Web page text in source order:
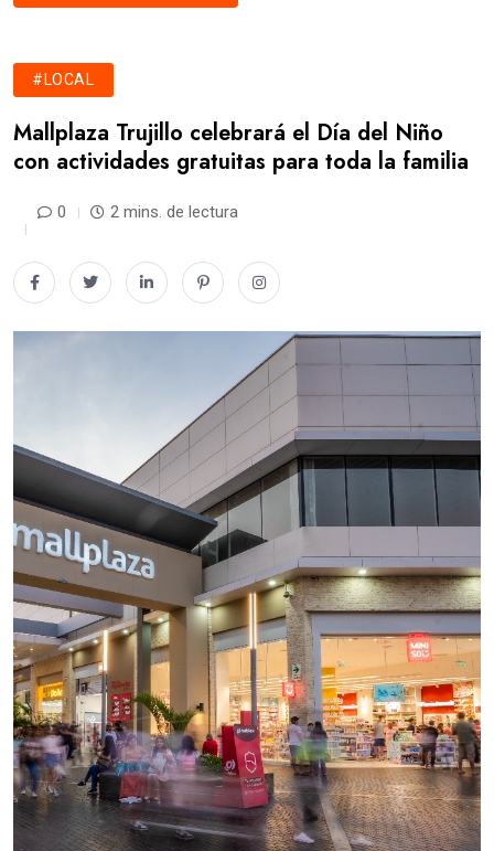
#LOCAL
Mallplaza Trujillo celebrará el Día del Niño
con actividades gratuitas para toda la familia
0 2 mins. de lectura